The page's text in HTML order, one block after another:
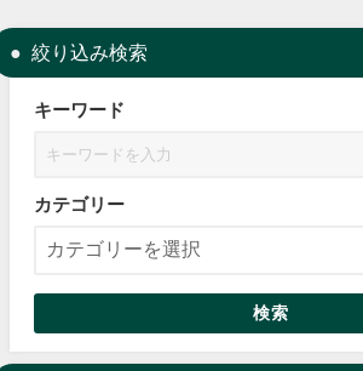
絞り込み検索
キーワード
カテゴリー
検索